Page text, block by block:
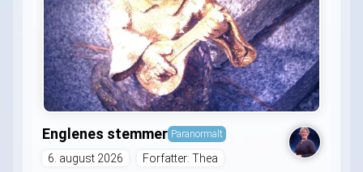
Englenes stemmer Paranormalt
6. august 2026 Forfatter: Thea